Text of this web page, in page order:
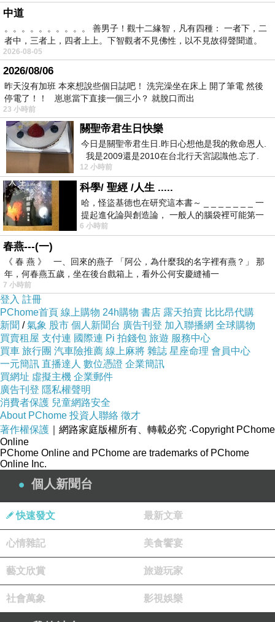
花韻藏著童心，一路通行無阻
我抬頭望見藍天白雲相簇擁
妳也伸首與松鼠道早安
當迷霧散去，整個園區洋溢著一片祥和
有些美麗的傳說自風中飄來
彷彿神諭，神秘而溫柔
我試著兜起夢般裙襬承接落花
那美，模糊了我不捨地眼眸
2016/5/1
感謝松竹軒分享攝影圖檔，致上深謝。
攝影 張松元 老師 2023. 4
上一篇：華文現代詩第九期 詩兩首
中道
。。。。。。。。。。 善男子！觀十二緣智，凡有四種： 一者下，二
者中，三者上，四者上上。下智觀者不見佛性，以不見故得聲聞道。
2026-08-05
2026/08/06
昨天沒有加班 本來想說些個日誌吧！ 洗完澡坐在床上 開了筆電 然後
停電了！！ 崽崽當下直接一個三小？ 就脫口而出
23 小時前
關聖帝君生日快樂
今日是關聖帝君生日.昨日心想他是我的救命恩人.
我是2009還是2010在台北行天宮認識他.忘了.
一個奇摩交友的網友學
12 小時前
科學/ 聖經 /人生 .....
哈，怪盜基德也在研究這本書～ _ _ _ _ _ _ _ 一
提起進化論與創造論， 一般人的腦袋裡可能第一
時間就有「 進化論很科
6 小時前
春燕---(一)
《 春 燕 》 一、回來的燕子 「阿公，為什麼我的名字裡有燕？」 那
年，何春燕五歲，坐在後台戲箱上，看外公何安慶縫補一
7 小時前
登入 註冊
PChome首頁 線上購物 24h購物 書店 露天拍賣 比比昂代購
新聞 /氣象 股市 個人新聞台 廣告刊登 加入聯播網 全球購物
買賣租屋 支付連 國際連 Pi 拍錢包 旅遊 服務中心
買車 旅行團 汽車險推薦 線上麻將 雜誌 星座命理 會員中心
一元簡訊 直播達人 數位憑證 企業簡訊
買網址 虛擬主機 企業郵件
廣告刊登 隱私權聲明
消費者保護 兒童網路安全
About PChome 投資人聯絡 徵才
著作權保護 ｜網路家庭版權所有、轉載必究 ‧Copyright PChome
Online
PChome Online and PChome are trademarks of PChome
Online Inc.
個人新聞台
快速發文 最新文章
心情雜記 美食饗宴
藝文欣賞 旅遊玩家
社會萬象 影視娛樂